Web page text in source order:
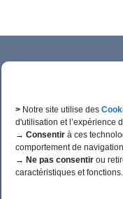
> Notre site utilise des
d'utilisation et l’expérience
→ Consentir à ces
comportement de
→ Ne pas consentir ou
caractéristiques et fonctions.